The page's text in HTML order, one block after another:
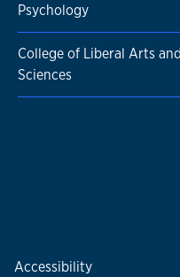
Psychology
College of Liberal Arts and
Sciences
Accessibility